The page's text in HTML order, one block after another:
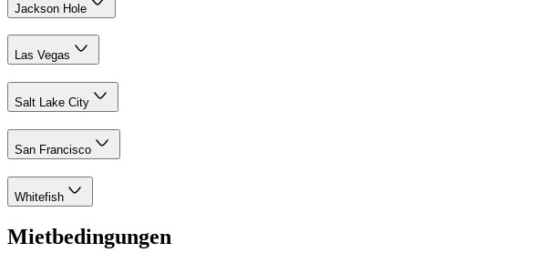
Jackson Hole
Las Vegas
Salt Lake City
San Francisco
Whitefish
Mietbedingungen